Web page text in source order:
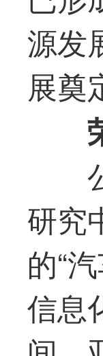
源发
展奠
研究
的“
信息